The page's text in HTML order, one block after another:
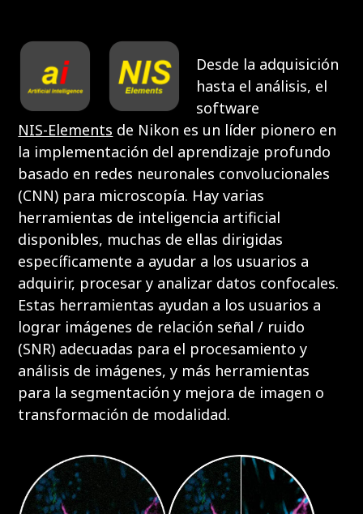
Desde la adquisición
hasta el análisis, el
software
NIS-Elements de Nikon es un líder pionero en
la implementación del aprendizaje profundo
basado en redes neuronales convolucionales
(CNN) para microscopía. Hay varias
herramientas de inteligencia artificial
disponibles, muchas de ellas dirigidas
específicamente a ayudar a los usuarios a
adquirir, procesar y analizar datos confocales.
Estas herramientas ayudan a los usuarios a
lograr imágenes de relación señal / ruido
(SNR) adecuadas para el procesamiento y
análisis de imágenes, y más herramientas
para la segmentación y mejora de imagen o
transformación de modalidad.